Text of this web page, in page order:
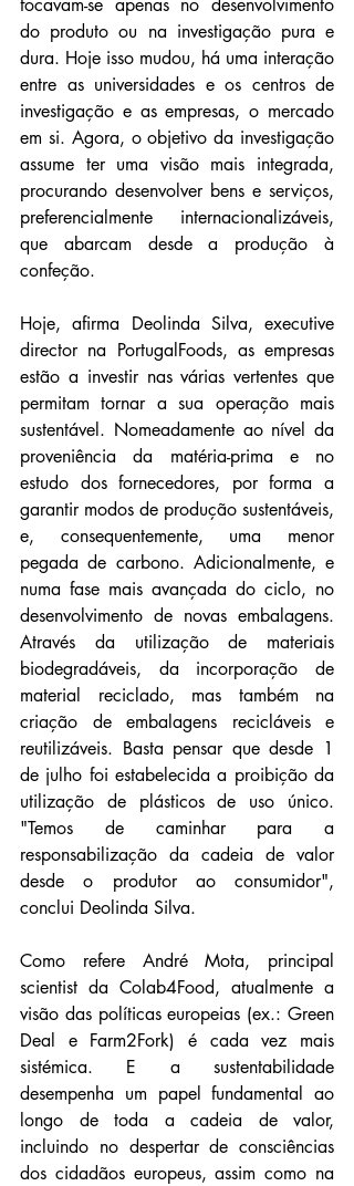
focavam-se apenas no desenvolvimento
do produto ou na investigação pura e
dura. Hoje isso mudou, há uma interação
entre as universidades e os centros de
investigação e as empresas, o mercado
em si. Agora, o objetivo da investigação
assume ter uma visão mais integrada,
procurando desenvolver bens e serviços,
preferencialmente internacionalizáveis,
que abarcam desde a produção à
confeção.
Hoje, afirma Deolinda Silva, executive
director na PortugalFoods, as empresas
estão a investir nas várias vertentes que
permitam tornar a sua operação mais
sustentável. Nomeadamente ao nível da
proveniência da matéria-prima e no
estudo dos fornecedores, por forma a
garantir modos de produção sustentáveis,
e, consequentemente, uma menor
pegada de carbono. Adicionalmente, e
numa fase mais avançada do ciclo, no
desenvolvimento de novas embalagens.
Através da utilização de materiais
biodegradáveis, da incorporação de
material reciclado, mas também na
criação de embalagens recicláveis e
reutilizáveis. Basta pensar que desde 1
de julho foi estabelecida a proibição da
utilização de plásticos de uso único.
"Temos de caminhar para a
responsabilização da cadeia de valor
desde o produtor ao consumidor",
conclui Deolinda Silva.
Como refere André Mota, principal
scientist da Colab4Food, atualmente a
visão das políticas europeias (ex.: Green
Deal e Farm2Fork) é cada vez mais
sistémica. E a sustentabilidade
desempenha um papel fundamental ao
longo de toda a cadeia de valor,
incluindo no despertar de consciências
dos cidadãos europeus, assim como na